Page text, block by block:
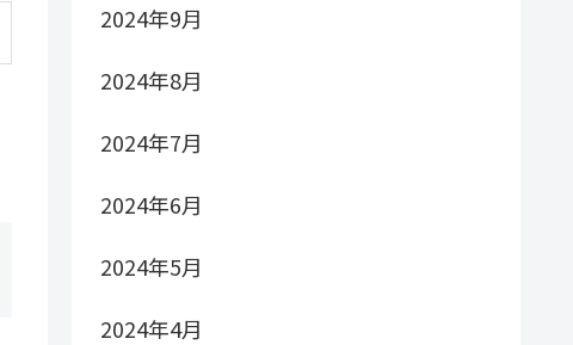
2024年9月
2024年8月
2024年7月
2024年6月
2024年5月
2024年4月